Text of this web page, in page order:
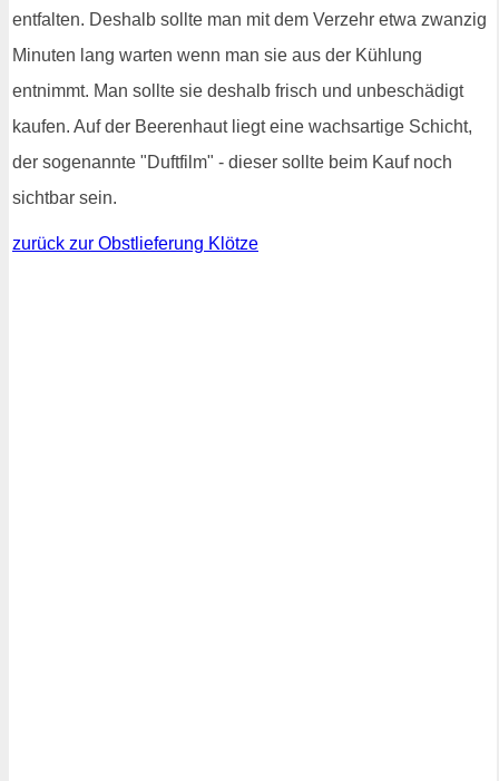
entfalten. Deshalb sollte man mit dem Verzehr etwa zwanzig
Minuten lang warten wenn man sie aus der Kühlung
entnimmt. Man sollte sie deshalb frisch und unbeschädigt
kaufen. Auf der Beerenhaut liegt eine wachsartige Schicht,
der sogenannte "Duftfilm" - dieser sollte beim Kauf noch
sichtbar sein.
zurück zur Obstlieferung Klötze